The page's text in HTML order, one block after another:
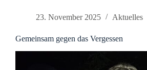
🇨🇭
23. November 2025 Aktuelles
Gemeinsam gegen das Vergessen